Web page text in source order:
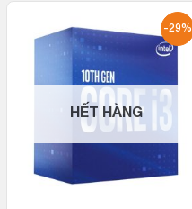
-29%
HẾT HÀNG